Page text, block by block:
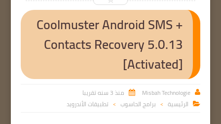
Coolmuster Android SMS +
Contacts Recovery 5.0.13
[Activated]

Misbah Technologie
 منذ 3 سنه تقريبا
 الرئيسية > برامج الحاسوب > تطبيقات الأندرويد